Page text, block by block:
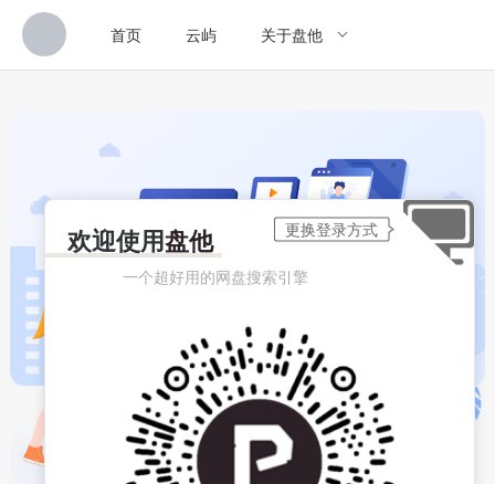
首页 云屿 关于盘他
欢迎使用盘他
一个超好用的网盘搜索引擎